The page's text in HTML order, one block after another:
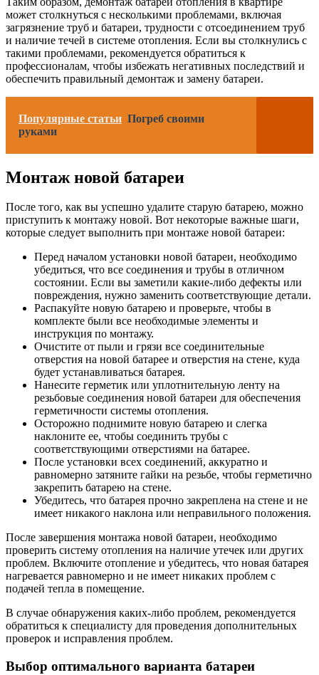
может столкнуться с несколькими проблемами, включая
загрязнение труб и батареи, трудности с отсоединением труб
и наличие течей в системе отопления. Если вы столкнулись с
такими проблемами, рекомендуется обратиться к
профессионалам, чтобы избежать негативных последствий и
обеспечить правильный демонтаж и замену батареи.
Популярные статьи Погреб своими
руками
Монтаж новой батареи
После того, как вы успешно удалите старую батарею, можно
приступить к монтажу новой. Вот некоторые важные шаги,
которые следует выполнить при монтаже новой батареи:
Перед началом установки новой батареи, необходимо
убедиться, что все соединения и трубы в отличном
состоянии. Если вы заметили какие-либо дефекты или
повреждения, нужно заменить соответствующие детали.
Распакуйте новую батарею и проверьте, чтобы в
комплекте были все необходимые элементы и
инструкция по монтажу.
Очистите от пыли и грязи все соединительные
отверстия на новой батарее и отверстия на стене, куда
будет устанавливаться батарея.
Нанесите герметик или уплотнительную ленту на
резьбовые соединения новой батареи для обеспечения
герметичности системы отопления.
Осторожно поднимите новую батарею и слегка
наклоните ее, чтобы соединить трубы с
соответствующими отверстиями на батарее.
После установки всех соединений, аккуратно и
равномерно затяните гайки на резьбе, чтобы герметично
закрепить батарею на стене.
Убедитесь, что батарея прочно закреплена на стене и не
имеет никакого наклона или неправильного положения.
После завершения монтажа новой батареи, необходимо
проверить систему отопления на наличие утечек или других
проблем. Включите отопление и убедитесь, что новая батарея
нагревается равномерно и не имеет никаких проблем с
подачей тепла в помещение.
В случае обнаружения каких-либо проблем, рекомендуется
обратиться к специалисту для проведения дополнительных
проверок и исправления проблем.
Выбор оптимального варианта батареи